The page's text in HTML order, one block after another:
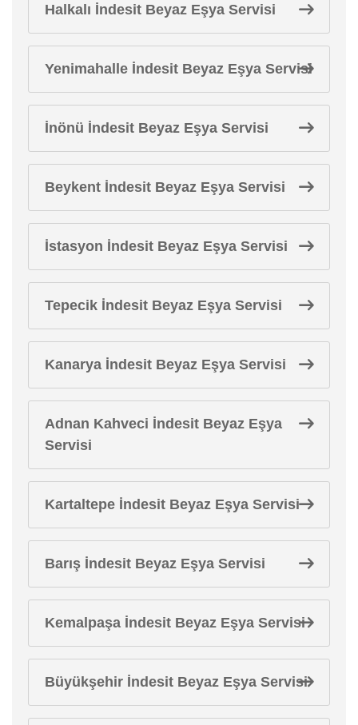
Halkalı İndesit Beyaz Eşya Servisi
Yenimahalle İndesit Beyaz Eşya Servisi
İnönü İndesit Beyaz Eşya Servisi
Beykent İndesit Beyaz Eşya Servisi
İstasyon İndesit Beyaz Eşya Servisi
Tepecik İndesit Beyaz Eşya Servisi
Kanarya İndesit Beyaz Eşya Servisi
Adnan Kahveci İndesit Beyaz Eşya
Servisi
Kartaltepe İndesit Beyaz Eşya Servisi
Barış İndesit Beyaz Eşya Servisi
Kemalpaşa İndesit Beyaz Eşya Servisi
Büyükşehir İndesit Beyaz Eşya Servisi